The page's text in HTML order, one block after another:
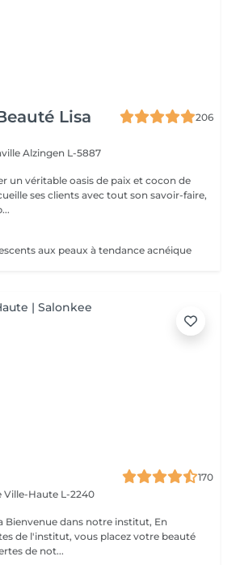
Lisa
206
Alzingen L-5887
un véritable oasis de paix et cocon de
ses clients avec tout son savoir-faire,
aux peaux à tendance acnéique
170
Ville-Haute L-2240
de l'institut, vous placez votre beauté
de not...